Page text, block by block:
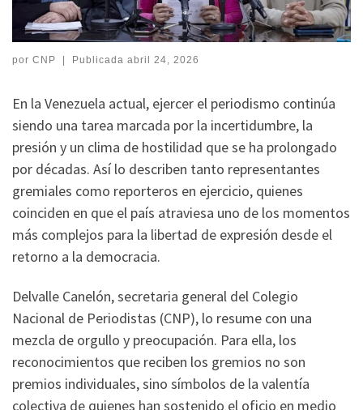
por CNP | Publicada abril 24, 2026
En la Venezuela actual, ejercer el periodismo continúa
siendo una tarea marcada por la incertidumbre, la
presión y un clima de hostilidad que se ha prolongado
por décadas. Así lo describen tanto representantes
gremiales como reporteros en ejercicio, quienes
coinciden en que el país atraviesa uno de los momentos
más complejos para la libertad de expresión desde el
retorno a la democracia.
Delvalle Canelón, secretaria general del Colegio
Nacional de Periodistas (CNP), lo resume con una
mezcla de orgullo y preocupación. Para ella, los
reconocimientos que reciben los gremios no son
premios individuales, sino símbolos de la valentía
colectiva de quienes han sostenido el oficio en medio